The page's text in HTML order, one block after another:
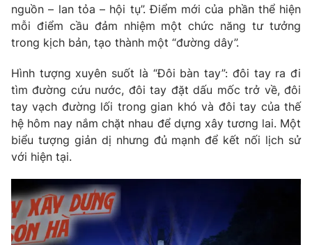
nguồn – lan tỏa – hội tụ”. Điểm mới của phần thể hiện
mỗi điểm cầu đảm nhiệm một chức năng tư tưởng
trong kịch bản, tạo thành một “đường dây”.
Hình tượng xuyên suốt là “Đôi bàn tay”: đôi tay ra đi
tìm đường cứu nước, đôi tay đặt dấu mốc trở về, đôi
tay vạch đường lối trong gian khó và đôi tay của thế
hệ hôm nay nắm chặt nhau để dựng xây tương lai. Một
biểu tượng giản dị nhưng đủ mạnh để kết nối lịch sử
với hiện tại.